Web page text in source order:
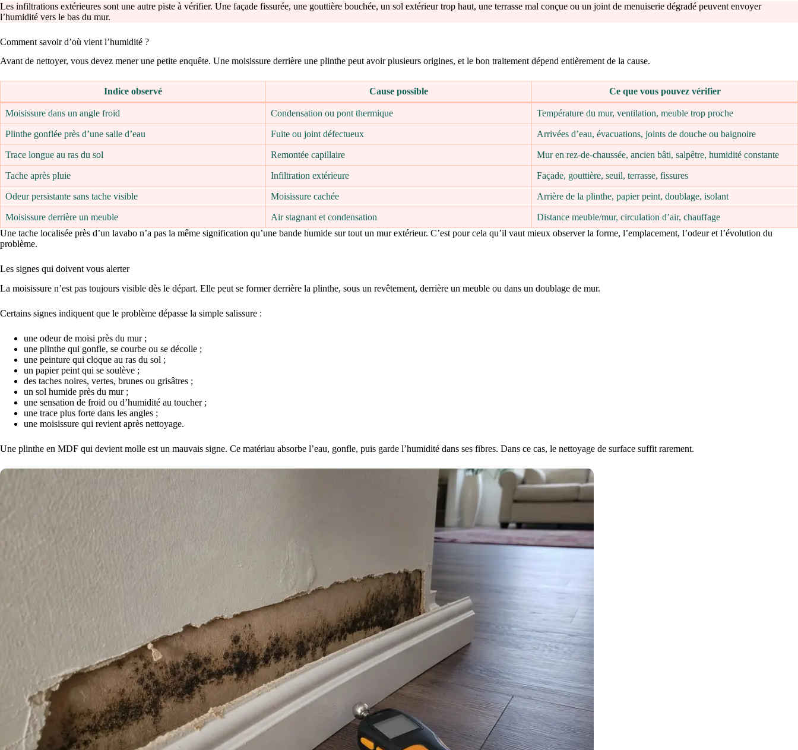
Les infiltrations extérieures sont une autre piste à vérifier. Une façade fissurée, une gouttière bouchée, un sol extérieur trop haut, une terrasse mal conçue ou un joint de menuiserie dégradé peuvent envoyer
l’humidité vers le bas du mur.
Comment savoir d’où vient l’humidité ?
Avant de nettoyer, vous devez mener une petite enquête. Une moisissure derrière une plinthe peut avoir plusieurs origines, et le bon traitement dépend entièrement de la cause.
Indice observé Cause possible Ce que vous pouvez vérifier
Moisissure dans un angle froid Condensation ou pont thermique Température du mur, ventilation, meuble trop proche
Plinthe gonflée près d’une salle d’eau Fuite ou joint défectueux Arrivées d’eau, évacuations, joints de douche ou baignoire
Trace longue au ras du sol Remontée capillaire Mur en rez-de-chaussée, ancien bâti, salpêtre, humidité constante
Tache après pluie Infiltration extérieure Façade, gouttière, seuil, terrasse, fissures
Odeur persistante sans tache visible Moisissure cachée Arrière de la plinthe, papier peint, doublage, isolant
Moisissure derrière un meuble Air stagnant et condensation
Distance meuble/mur, circulation d’air, chauffage
Une tache localisée près d’un lavabo n’a pas la même signification qu’une bande humide sur tout un mur extérieur. C’est pour cela qu’il vaut mieux observer la forme, l’emplacement, l’odeur et l’évolution du
problème.
Les signes qui doivent vous alerter
La moisissure n’est pas toujours visible dès le départ. Elle peut se former derrière la plinthe, sous un revêtement, derrière un meuble ou dans un doublage de mur.
Certains signes indiquent que le problème dépasse la simple salissure :
une odeur de moisi près du mur ;
une plinthe qui gonfle, se courbe ou se décolle ;
une peinture qui cloque au ras du sol ;
un papier peint qui se soulève ;
des taches noires, vertes, brunes ou grisâtres ;
un sol humide près du mur ;
une sensation de froid ou d’humidité au toucher ;
une trace plus forte dans les angles ;
une moisissure qui revient après nettoyage.
Une plinthe en MDF qui devient molle est un mauvais signe. Ce matériau absorbe l’eau, gonfle, puis garde l’humidité dans ses fibres. Dans ce cas, le nettoyage de surface suffit rarement.